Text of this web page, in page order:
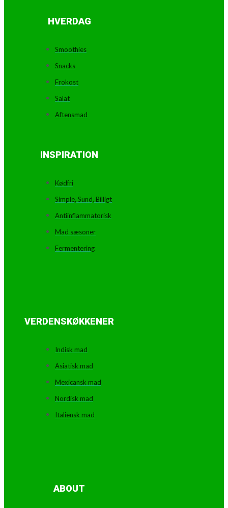
HVERDAG
Smoothies
Snacks
Frokost
Salat
Aftensmad
INSPIRATION
Kødfri
Simple, Sund, Billigt
Antiinflammatorisk
Mad sæsoner
Fermentering
VERDENSKØKKENER
Indisk mad
Asiatisk mad
Mexicansk mad
Nordisk mad
Italiensk mad
ABOUT